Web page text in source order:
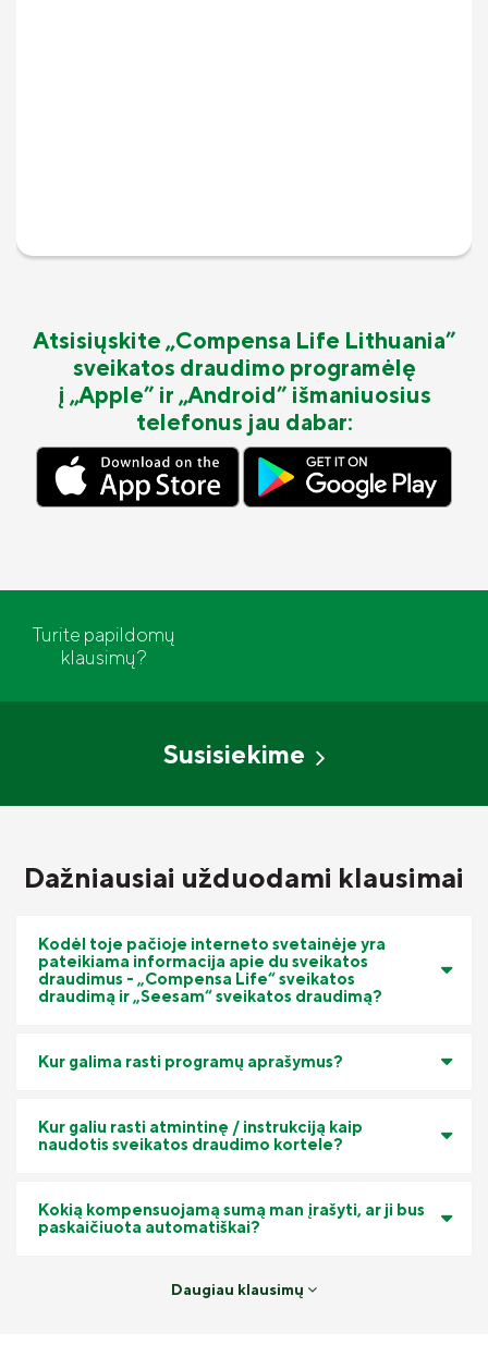
Atsisiųskite „Compensa Life Lithuania”
sveikatos draudimo programėlę
į „Apple” ir „Android” išmaniuosius
telefonus jau dabar:
Turite papildomų
klausimų?
Susisiekime
Dažniausiai užduodami klausimai
Kodėl toje pačioje interneto svetainėje yra
pateikiama informacija apie du sveikatos
draudimus - „Compensa Life“ sveikatos
draudimą ir „Seesam“ sveikatos draudimą?
Kur galima rasti programų aprašymus?
Kur galiu rasti atmintinę / instrukciją kaip
naudotis sveikatos draudimo kortele?
Kokią kompensuojamą sumą man įrašyti, ar ji bus
paskaičiuota automatiškai?
Daugiau klausimų